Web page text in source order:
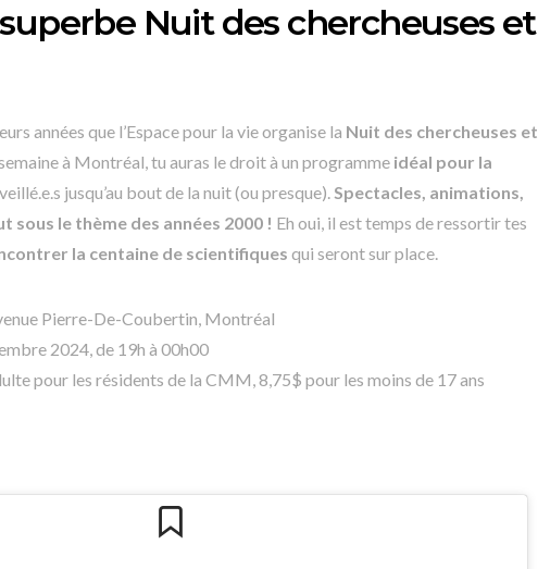
Nuit des chercheuses et
années que l’Espace pour la vie organise la Nuit des chercheuses et
à Montréal, tu auras le droit à un programme idéal pour la
jusqu’au bout de la nuit (ou presque).Spectacles, animations,
sous le thème des années 2000 ! Eh oui, il est temps de ressortir tes
la centaine de scientifiques qui seront sur place.
Pierre-De-Coubertin, Montréal
2024, de 19h à 00h00
pour les résidents de la CMM, 8,75$ pour les moins de 17 ans